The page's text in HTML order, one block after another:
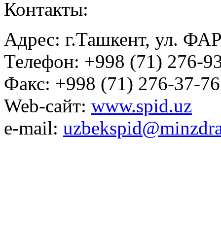
Контакты:
Адрес: г.Ташкент, ул.
Телефон: +998 (71) 276-
Факс: +998 (71) 276-37-76
Web-сайт: www.spid.uz
e-mail: